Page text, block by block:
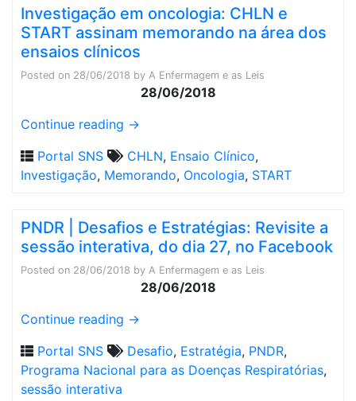
Investigação em oncologia: CHLN e
START assinam memorando na área dos
ensaios clínicos
Posted on 28/06/2018 by A Enfermagem e as Leis
28/06/2018
Continue reading →
Portal SNS
CHLN, Ensaio Clínico,
Investigação, Memorando, Oncologia, START
PNDR | Desafios e Estratégias: Revisite a
sessão interativa, do dia 27, no Facebook
Posted on 28/06/2018 by A Enfermagem e as Leis
28/06/2018
Continue reading →
Portal SNS
Desafio, Estratégia, PNDR,
Programa Nacional para as Doenças Respiratórias,
sessão interativa